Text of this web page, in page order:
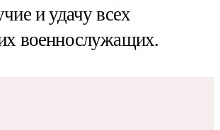
и удачу всех
военнослужащих.